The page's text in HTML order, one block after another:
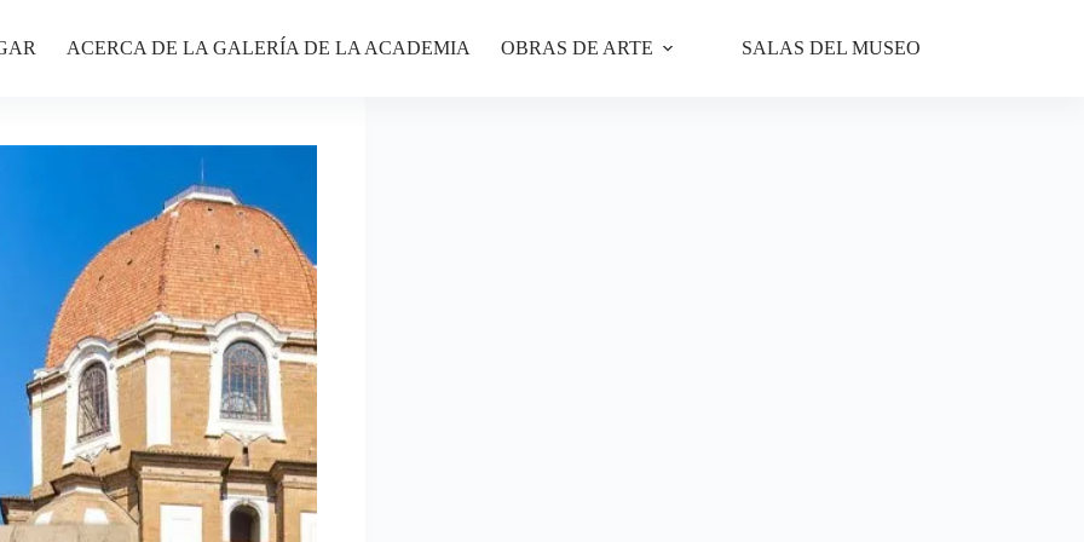
ACERCA DE LA GALERÍA DE LA ACADEMIA OBRAS DE ARTE SALAS DEL MUSEO